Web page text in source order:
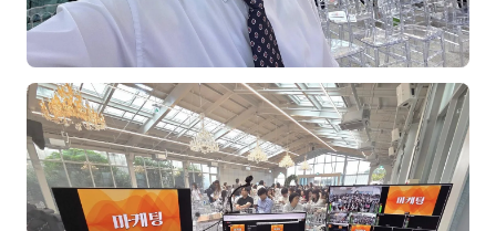
재무·계약
B2B 영업도구
일정
지식
용어사전